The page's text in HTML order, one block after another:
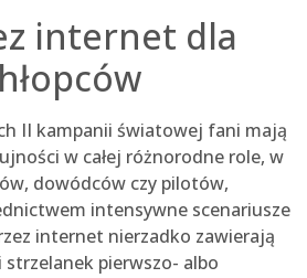
internet dla
II kampanii światowej fani mają
w całej różnorodne role, w
dowódców czy pilotów,
intensywne scenariusze
internet nierzadko zawierają
strzelanek pierwszo- albo